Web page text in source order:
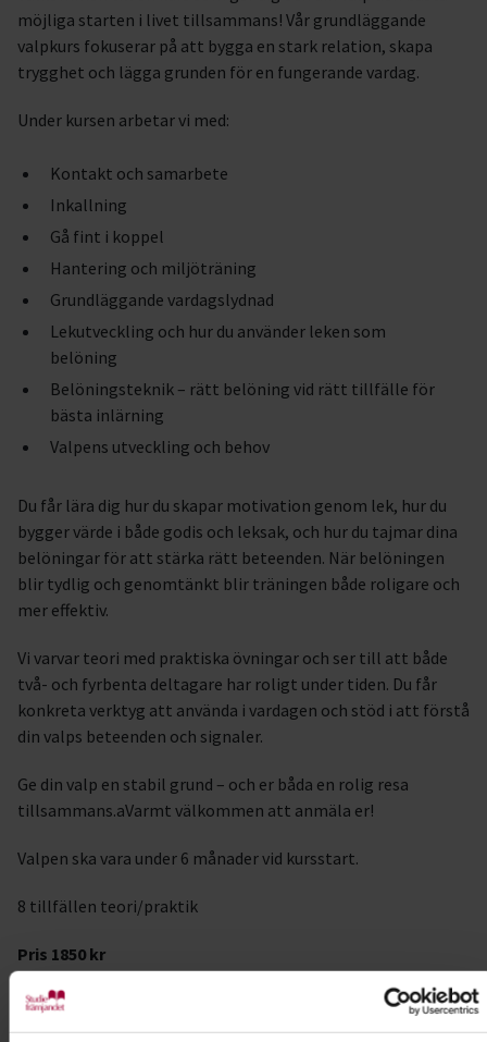
möjliga starten i livet tillsammans! Vår grundläggande
valpkurs fokuserar på att bygga en stark relation, skapa
trygghet och lägga grunden för en fungerande vardag.
Under kursen arbetar vi med:
Kontakt och samarbete
Inkallning
Gå fint i koppel
Hantering och miljöträning
Grundläggande vardagslydnad
Lekutveckling och hur du använder leken som
belöning
Belöningsteknik – rätt belöning vid rätt tillfälle för
bästa inlärning
Valpens utveckling och behov
Du får lära dig hur du skapar motivation genom lek, hur du
bygger värde i både godis och leksak, och hur du tajmar dina
belöningar för att stärka rätt beteenden. När belöningen
blir tydlig och genomtänkt blir träningen både roligare och
mer effektiv.
Vi varvar teori med praktiska övningar och ser till att både
två- och fyrbenta deltagare har roligt under tiden. Du får
konkreta verktyg att använda i vardagen och stöd i att förstå
din valps beteenden och signaler.
Ge din valp en stabil grund – och er båda en rolig resa
tillsammans.aVarmt välkommen att anmäla er!
Valpen ska vara under 6 månader vid kursstart.
8 tillfällen teori/praktik
Pris 1850 kr
Ange i anmälan: